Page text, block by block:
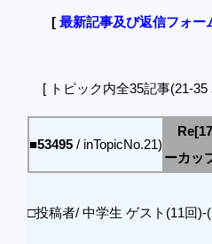
[ 最新記事及び返信フォー
[ トピック内全35記事(21-
■53495 / inTopicNo.21)
ーカッ
□投稿者/ 中学生 ゲスト(11回)-